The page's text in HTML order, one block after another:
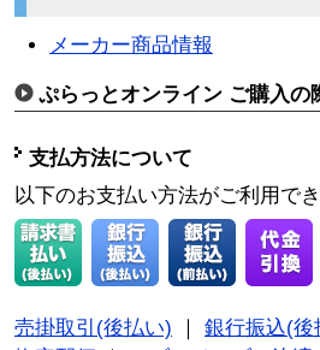
メーカー商品情報
ぷらっとオンライン ご購入の
支払方法について
以下のお支払い方法がご利用で
売掛取引(後払い)
銀行振込(後